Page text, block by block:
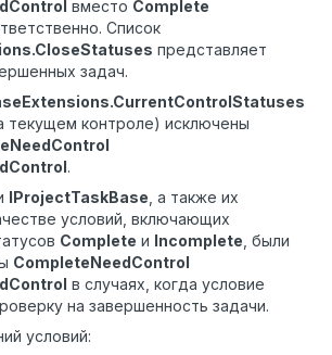
вместо Complete
Список
.CloseStatuses представляет
задач.
.CurrentControlStatuses
текущем контроле) исключены
.
IProjectTaskBase , а также их
условий, включающих
Complete и Incomplete , были
CompleteNeedControl
в случаях, когда условие
на завершенность задачи.
условий: